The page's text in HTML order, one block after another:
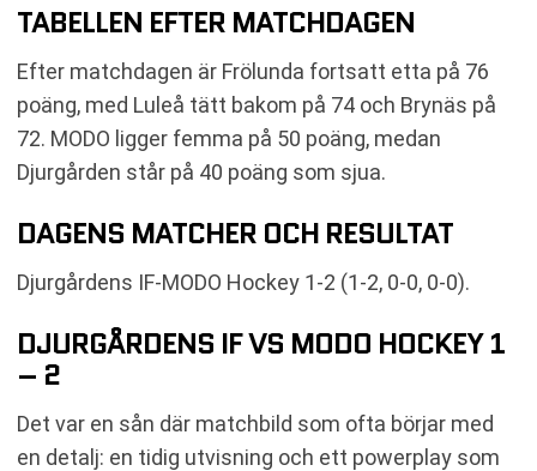
TABELLEN EFTER MATCHDAGEN
Efter matchdagen är Frölunda fortsatt etta på 76
poäng, med Luleå tätt bakom på 74 och Brynäs på
72. MODO ligger femma på 50 poäng, medan
Djurgården står på 40 poäng som sjua.
DAGENS MATCHER OCH RESULTAT
Djurgårdens IF-MODO Hockey 1-2 (1-2, 0-0, 0-0).
DJURGÅRDENS IF VS MODO HOCKEY 1
– 2
Det var en sån där matchbild som ofta börjar med
en detalj: en tidig utvisning och ett powerplay som